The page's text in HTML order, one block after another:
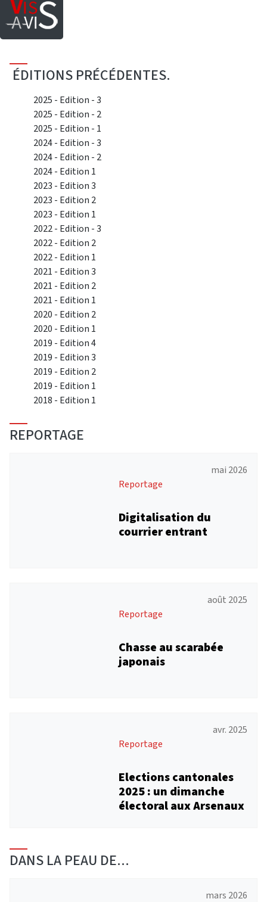
Saut au contenu principal
ÉDITIONS PRÉCÉDENTES.
2025 - Edition - 3
2025 - Edition - 2
2025 - Edition - 1
2024 - Edition - 3
2024 - Edition - 2
2024 - Edition 1
2023 - Edition 3
2023 - Edition 2
2023 - Edition 1
2022 - Edition - 3
2022 - Edition 2
2022 - Edition 1
2021 - Edition 3
2021 - Edition 2
2021 - Edition 1
2020 - Edition 2
2020 - Edition 1
2019 - Edition 4
2019 - Edition 3
2019 - Edition 2
2019 - Edition 1
2018 - Edition 1
REPORTAGE
mai 2026
Reportage
Digitalisation du
courrier entrant
août 2025
Reportage
Chasse au scarabée
japonais
avr. 2025
Reportage
Elections cantonales
2025 : un dimanche
électoral aux Arsenaux
DANS LA PEAU DE...
mars 2026